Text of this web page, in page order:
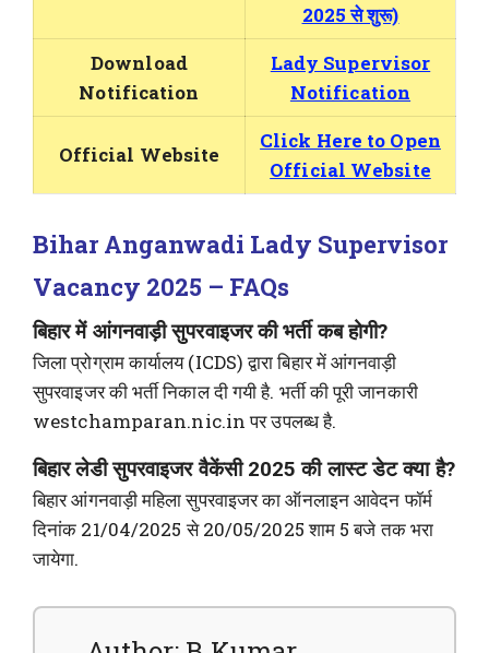
2025 से शुरू)
Download
Notification
Lady Supervisor
Notification
Official Website
Click Here to Open
Official Website
Bihar Anganwadi Lady Supervisor
Vacancy 2025 – FAQs
बिहार में आंगनवाड़ी सुपरवाइजर की भर्ती कब होगी?
जिला प्रोग्राम कार्यालय (ICDS) द्वारा बिहार में आंगनवाड़ी
सुपरवाइजर की भर्ती निकाल दी गयी है. भर्ती की पूरी जानकारी
westchamparan.nic.in पर उपलब्ध है.
बिहार लेडी सुपरवाइजर वैकेंसी 2025 की लास्ट डेट क्या है?
बिहार आंगनवाड़ी महिला सुपरवाइजर का ऑनलाइन आवेदन फॉर्म
दिनांक 21/04/2025 से 20/05/2025 शाम 5 बजे तक भरा
जायेगा.